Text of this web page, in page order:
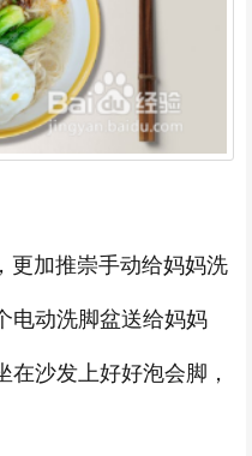
加推崇手动给妈妈洗
电动洗脚盆送给妈妈
沙发上好好泡会脚，